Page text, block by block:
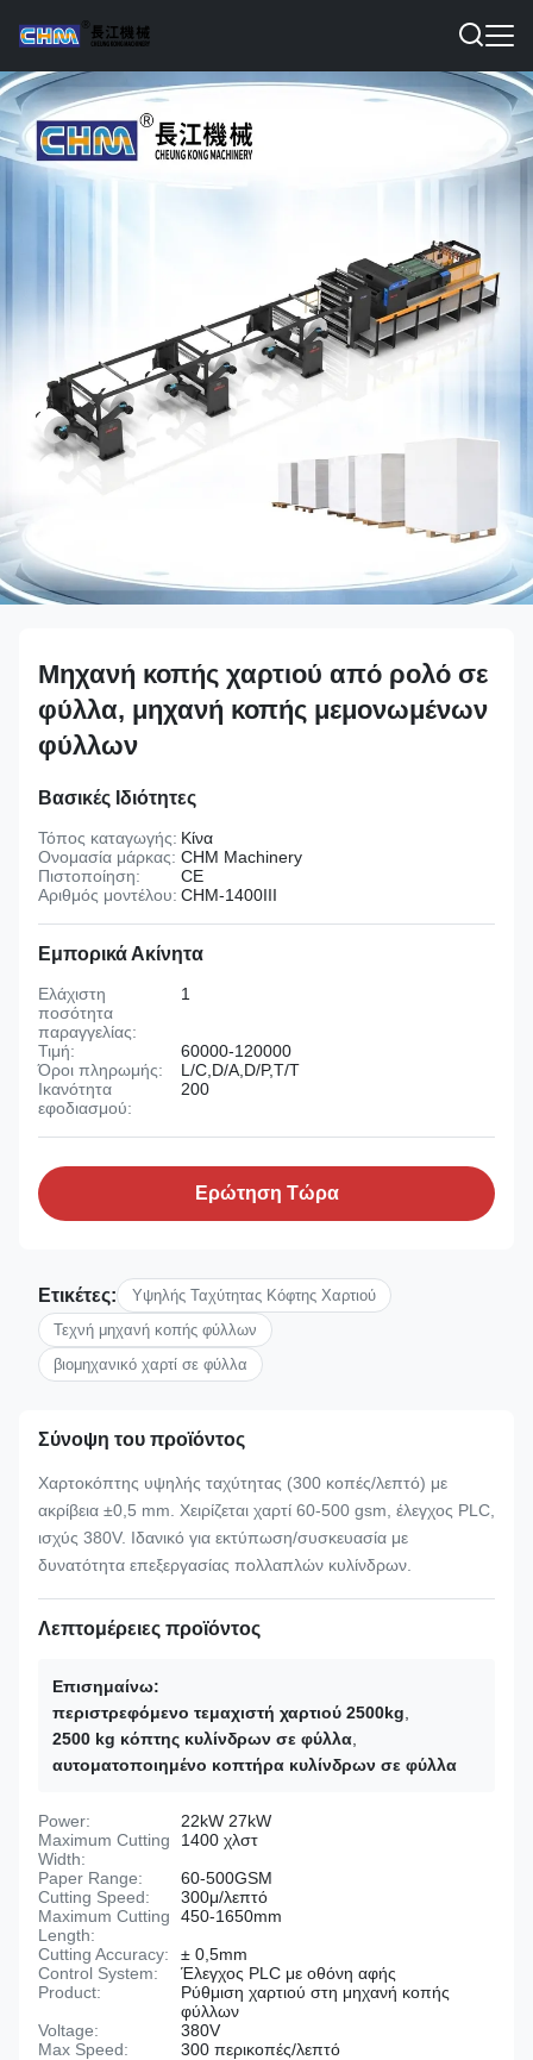
Μηχανή κοπής χαρτιού από ρολό σε
φύλλα, μηχανή κοπής μεμονωμένων
φύλλων
Βασικές Ιδιότητες
Τόπος καταγωγής: Κίνα
Ονομασία μάρκας: CHM Machinery
Πιστοποίηση:
CE
Αριθμός μοντέλου: CHM-1400III
Εμπορικά Ακίνητα
Ελάχιστη
ποσότητα
παραγγελίας:
1
Τιμή:
60000-120000
Όροι πληρωμής:
L/C,D/A,D/P,T/T
Ικανότητα
εφοδιασμού:
200
Ερώτηση Τώρα
Ετικέτες:
Υψηλής Ταχύτητας Κόφτης Χαρτιού
Τεχνή μηχανή κοπής φύλλων
βιομηχανικό χαρτί σε φύλλα
Σύνοψη του προϊόντος
Χαρτοκόπτης υψηλής ταχύτητας (300 κοπές/λεπτό) με
ακρίβεια ±0,5 mm. Χειρίζεται χαρτί 60-500 gsm, έλεγχος PLC,
ισχύς 380V. Ιδανικό για εκτύπωση/συσκευασία με
δυνατότητα επεξεργασίας πολλαπλών κυλίνδρων.
Λεπτομέρειες προϊόντος
Επισημαίνω:
περιστρεφόμενο τεμαχιστή χαρτιού 2500kg
2500 kg κόπτης κυλίνδρων σε φύλλα
αυτοματοποιημένο κοπτήρα κυλίνδρων σε φύλλα
Power:
22kW 27kW
Maximum Cutting
Width:
1400 χλστ
Paper Range:
60-500GSM
Cutting Speed:
300μ/λεπτό
Maximum Cutting
Length:
450-1650mm
Cutting Accuracy:
± 0,5mm
Control System:
Έλεγχος PLC με οθόνη αφής
Product:
Ρύθμιση χαρτιού στη μηχανή κοπής
φύλλων
Voltage:
380V
Max Speed:
300 περικοπές/λεπτό